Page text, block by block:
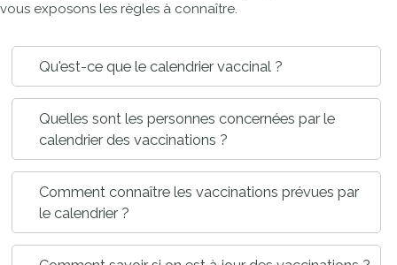
vous exposons les règles à connaître.
Qu'est-ce que le calendrier vaccinal ?
Quelles sont les personnes concernées par le
calendrier des vaccinations ?
Comment connaître les vaccinations prévues par
le calendrier ?